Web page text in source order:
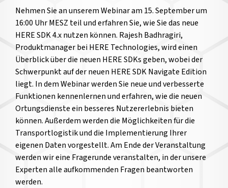
Nehmen Sie an unserem Webinar am 15. September um
16:00 Uhr MESZ teil und erfahren Sie, wie Sie das neue
HERE SDK 4.x nutzen können. Rajesh Badhragiri,
Produktmanager bei HERE Technologies, wird einen
Überblick über die neuen HERE SDKs geben, wobei der
Schwerpunkt auf der neuen HERE SDK Navigate Edition
liegt. In dem Webinar werden Sie neue und verbesserte
Funktionen kennenlernen und erfahren, wie die neuen
Ortungsdienste ein besseres Nutzererlebnis bieten
können. Außerdem werden die Möglichkeiten für die
Transportlogistik und die Implementierung Ihrer
eigenen Daten vorgestellt. Am Ende der Veranstaltung
werden wir eine Fragerunde veranstalten, in der unsere
Experten alle aufkommenden Fragen beantworten
werden.